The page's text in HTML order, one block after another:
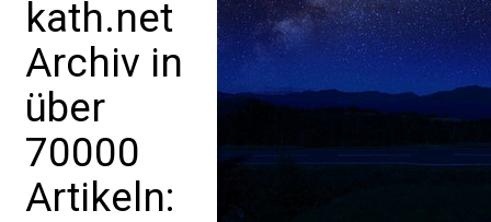
kath.net
Archiv in
über
70000
Artikeln: